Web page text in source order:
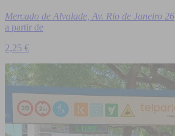
Mercado de Alvalade, Av. Rio de Janeiro 26
a partir de
2,25 €